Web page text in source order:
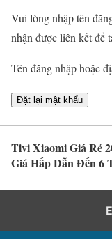
Vui lòng nhập tên
nhận được liên kết để
Tên đăng nhập hoặc
Đặt lại mật khẩu
Tivi Xiaomi Giá Rẻ
Giá Hấp Dẫn Đến 6